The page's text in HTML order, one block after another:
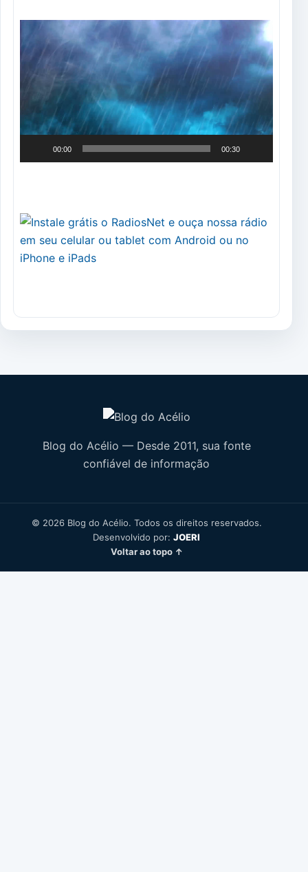
de
vídeo
00:00 00:30
Blog do Acélio — Desde 2011, sua fonte
confiável de informação
© 2026 Blog do Acélio. Todos os direitos reservados.
Desenvolvido por: JOERI
Voltar ao topo ↑